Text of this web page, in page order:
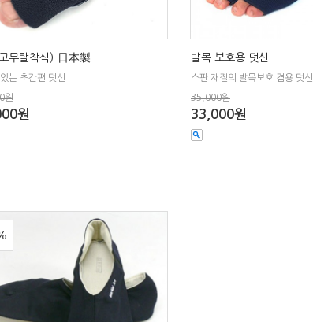
무탈착식)-日本製
는 초간편 덧신
원
원
발목 보호용 덧신
스판 재질의 발목보호 겸용 덧신
35,000원
33,000원